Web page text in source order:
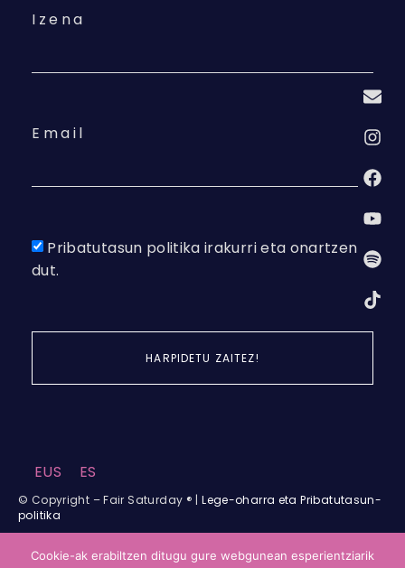
Izena
Email
Pribatutasun politika irakurri eta onartzen
dut.
HARPIDETU ZAITEZ!
EUS ES
© Copyright – Fair Saturday ® |Lege-oharra eta Pribatutasun-
politika
Cookie-ak erabiltzen ditugu gure webgunean esperientziarik